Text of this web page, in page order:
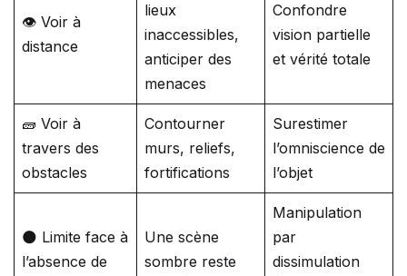
👁️ Voir à
distance
lieux
inaccessibles,
anticiper des
menaces
Confondre
vision partielle
et vérité totale
🧱 Voir à
travers des
obstacles
Contourner
murs, reliefs,
fortifications
Surestimer
l’omniscience de
l’objet
🌑 Limite face à
l’absence de
Une scène
sombre reste
Manipulation
par
dissimulation